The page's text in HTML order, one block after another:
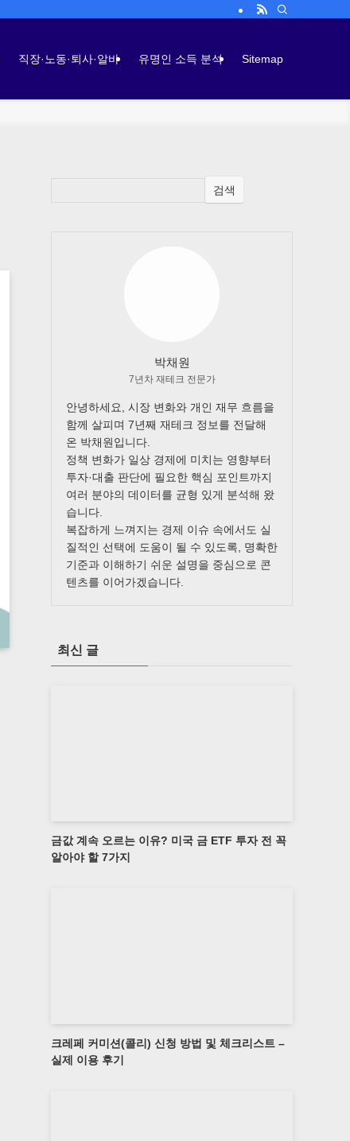
직장·노동·퇴사·알바 유명인 소득 분석 Sitemap
검색
박채원
7년차 재테크 전문가
안녕하세요, 시장 변화와 개인 재무 흐름을
함께 살피며 7년째 재테크 정보를 전달해
온 박채원입니다.
정책 변화가 일상 경제에 미치는 영향부터
투자·대출 판단에 필요한 핵심 포인트까지
여러 분야의 데이터를 균형 있게 분석해 왔
습니다.
복잡하게 느껴지는 경제 이슈 속에서도 실
질적인 선택에 도움이 될 수 있도록, 명확한
기준과 이해하기 쉬운 설명을 중심으로 콘
텐츠를 이어가겠습니다.
최신 글
금값 계속 오르는 이유? 미국 금 ETF 투자 전 꼭
알아야 할 7가지
크레페 커미션(콜리) 신청 방법 및 체크리스트 –
실제 이용 후기